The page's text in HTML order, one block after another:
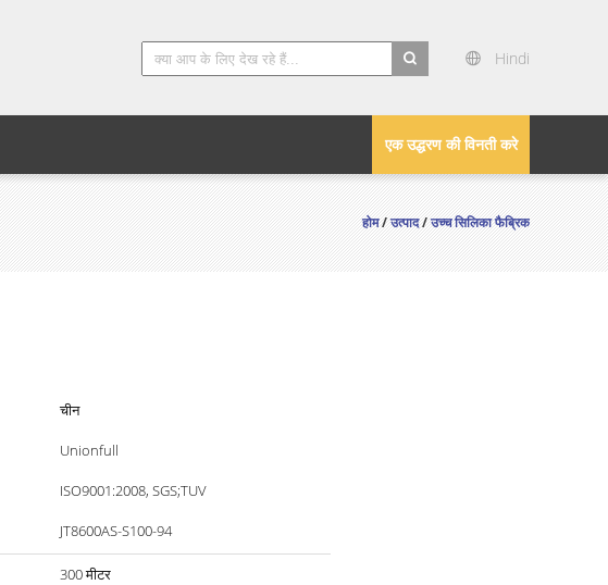
Hindi
एक उद्धरण की विनती करे
होम/उत्पाद/उच्च सिलिका फैब्रिक
चीन
Unionfull
ISO9001:2008, SGS;TUV
JT8600AS-S100-94
300 मीटर